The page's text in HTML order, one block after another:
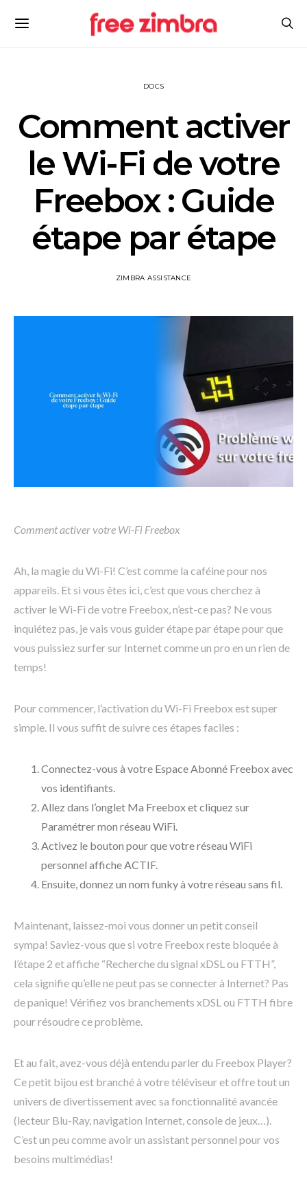
DOCS
Comment activer
le Wi-Fi de votre
Freebox : Guide
étape par étape
ZIMBRA ASSISTANCE
Comment activer votre Wi-Fi Freebox
Ah, la magie du Wi-Fi! C’est comme la caféine pour nos
appareils. Et si vous êtes ici, c’est que vous cherchez à
activer le Wi-Fi de votre Freebox, n’est-ce pas? Ne vous
inquiétez pas, je vais vous guider étape par étape pour que
vous puissiez surfer sur Internet comme un pro en un rien de
temps!
Pour commencer, l’activation du Wi-Fi Freebox est super
simple. Il vous suffit de suivre ces étapes faciles :
Connectez-vous à votre Espace Abonné Freebox avec
vos identifiants.
Allez dans l’onglet Ma Freebox et cliquez sur
Paramétrer mon réseau WiFi.
Activez le bouton pour que votre réseau WiFi
personnel affiche ACTIF.
Ensuite, donnez un nom funky à votre réseau sans fil.
Maintenant, laissez-moi vous donner un petit conseil
sympa! Saviez-vous que si votre Freebox reste bloquée à
l’étape 2 et affiche “Recherche du signal xDSL ou FTTH”,
cela signifie qu’elle ne peut pas se connecter à Internet? Pas
de panique! Vérifiez vos branchements xDSL ou FTTH fibre
pour résoudre ce problème.
Et au fait, avez-vous déjà entendu parler du Freebox Player?
Ce petit bijou est branché à votre téléviseur et offre tout un
univers de divertissement avec sa fonctionnalité avancée
(lecteur Blu-Ray, navigation Internet, console de jeux…).
C’est un peu comme avoir un assistant personnel pour vos
besoins multimédias!